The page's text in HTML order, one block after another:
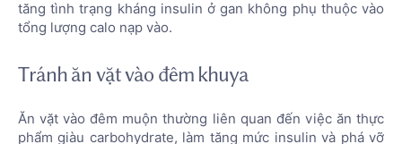
tăng tình trạng kháng insulin ở gan không phụ thuộc vào
tổng lượng calo nạp vào.
Tránh ăn vặt vào đêm khuya
Ăn vặt vào đêm muộn thường liên quan đến việc ăn thực
phẩm giàu carbohydrate, làm tăng mức insulin và phá vỡ